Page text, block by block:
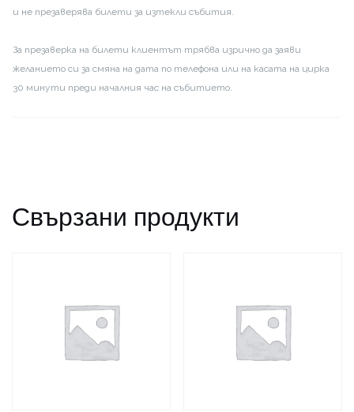
и не презаверява билети за изтекли събития.
За презаверка на билети клиентът трябва изрично да заяви
желанието си за смяна на дата по телефона или на касата на цирка
30 минути преди началния час на събитието.
Свързани продукти